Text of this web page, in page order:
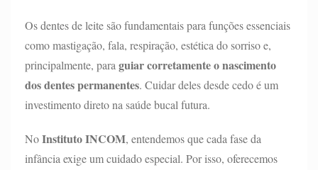
Os dentes de leite são fundamentais para funções essenciais
como mastigação, fala, respiração, estética do sorriso e,
principalmente, para guiar corretamente o nascimento
dos dentes permanentes. Cuidar deles desde cedo é um
investimento direto na saúde bucal futura.
NoInstituto INCOM, entendemos que cada fase da
infância exige um cuidado especial. Por isso, oferecemos